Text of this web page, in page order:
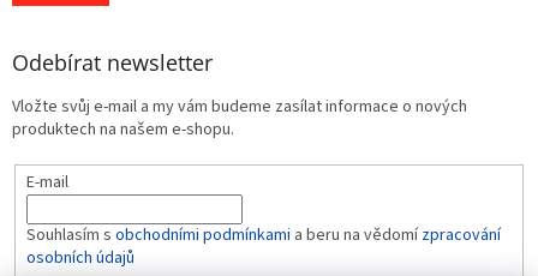
Odebírat newsletter
Vložte svůj e-mail a my vám budeme zasílat informace o nových
produktech na našem e-shopu.
E-mail
Souhlasím s obchodními podmínkami a beru na vědomízpracování
osobních údajů